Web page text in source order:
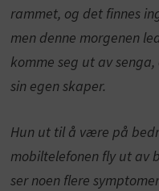
rammet, og det finnes
men denne morgenen
komme seg ut av
sin egen skaper.
Hun ut til å være på
mobiltelefonen fly ut av
ser noen flere